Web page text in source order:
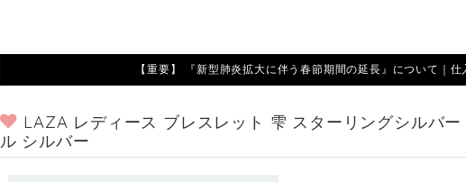
【重要】 『新型肺炎拡大に伴う春節期間の延長』について｜
LAZA レディース ブレスレット 雫 スターリングシルバ
ル シルバー